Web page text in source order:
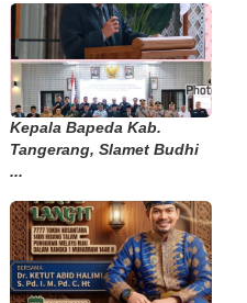
Kepala Bapeda Kab.
Tangerang, Slamet Budhi
...